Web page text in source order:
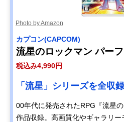
Photo by Amazon
カプコン(CAPCOM)
流星のロックマン パー
税込み4,990円
「流星」シリーズを全収録
00年代に発売されたRPG『流星
作品収録。高画質化やギャラリ